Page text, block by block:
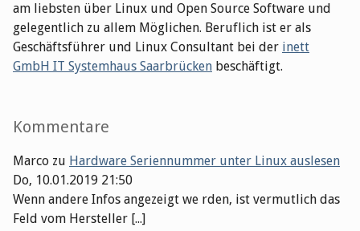
am liebsten über Linux und Open Source Software und
gelegentlich zu allem Möglichen. Beruflich ist er als
Geschäftsführer und Linux Consultant bei der inett
GmbH IT Systemhaus Saarbrücken beschäftigt.
Kommentare
Marco zu Hardware Seriennummer unter Linux auslesen
Do, 10.01.2019 21:50
Wenn andere Infos angezeigt we rden, ist vermutlich das
Feld vom Hersteller [...]